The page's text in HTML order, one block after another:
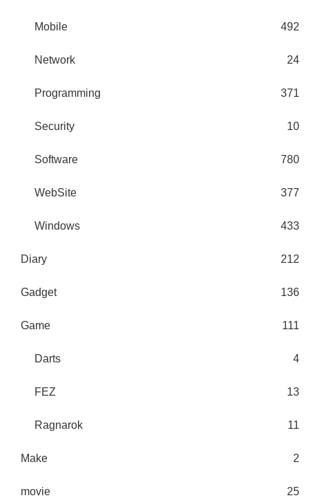
Mobile 492
Network 24
Programming 371
Security 10
Software 780
WebSite 377
Windows 433
Diary 212
Gadget 136
Game 111
Darts 4
FEZ 13
Ragnarok 11
Make 2
movie 25